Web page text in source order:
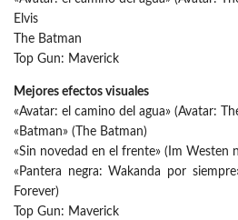
Elvis
The Batman
Top Gun: Maverick
Mejores efectos visuales
«Avatar: el camino del agua» (Avatar:
«Batman» (The Batman)
«Sin novedad en el frente» (Im Westen
«Pantera negra: Wakanda por
Forever)
Top Gun: Maverick